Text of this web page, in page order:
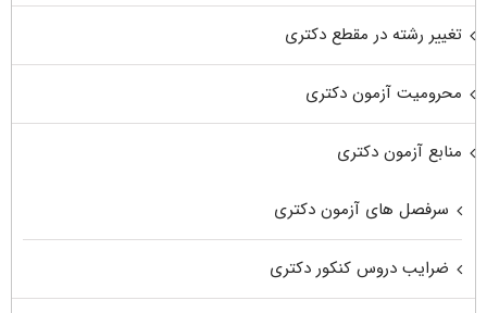
تغییر رشته در مقطع دکتری
محرومیت آزمون دکتری
منابع آزمون دکتری
سرفصل های آزمون دکتری
ضرایب دروس کنکور دکتری